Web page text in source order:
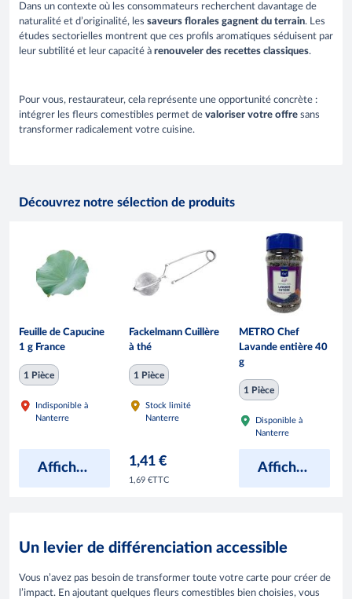
Dans un contexte où les consommateurs recherchent davantage de
naturalité et d’originalité, les saveurs florales gagnent du terrain. Les
études sectorielles montrent que ces profils aromatiques séduisent par
leur subtilité et leur capacité à renouveler des recettes classiques.
Pour vous, restaurateur, cela représente une opportunité concrète :
intégrer les fleurs comestibles permet de valoriser votre offre sans
transformer radicalement votre cuisine.
Découvrez notre sélection de produits
Feuille de Capucine
1 g France
1 Pièce
Indisponible à
Nanterre
Afficher les prix
Fackelmann Cuillère
à thé
1 Pièce
Stock limité
Nanterre
1,41 €
1,69 €TTC
METRO Chef
Lavande entière 40
g
1 Pièce
Disponible à
Nanterre
Afficher les prix
Un levier de différenciation accessible
Vous n’avez pas besoin de transformer toute votre carte pour créer de
l’impact. En ajoutant quelques fleurs comestibles bien choisies, vous